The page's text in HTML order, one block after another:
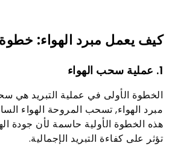
كيف يعمل مبرد الهواء:
1. عملية سحب الهواء
الخطوة الأولى في عملية التبريد هي
مبرد الهواء, تسحب المروحة الهواء
هذه الخطوة الأولية حاسمة لأن جودة
تؤثر على كفاءة التبريد الإجمالية.